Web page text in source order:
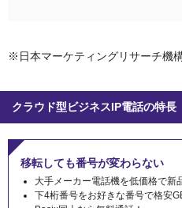
※日本マーケティングリサーチ機
クラウド型ビジネスIP電話の特長
移転しても番号が変わらない
大手メーカー電話機を低価格で新
下4桁番号をお好きな番号で格安